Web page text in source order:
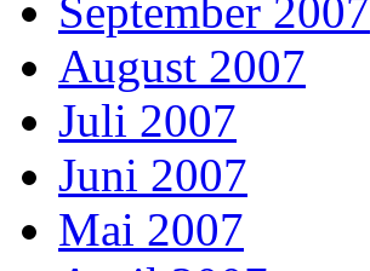
September 2007
August 2007
Juli 2007
Juni 2007
Mai 2007